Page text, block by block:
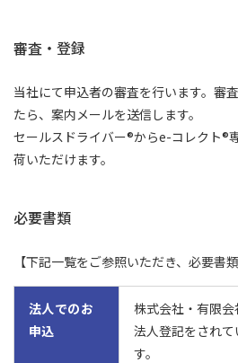
審査・登録
当社にて申込者の審査を行います。審
たら、案内メールを送信します。
セールスドライバー®からe-コレクト®
荷いただけます。
必要書類
【下記一覧をご参照いただき、必要書
法人でのお
申込
株式会社・有限会
法人登記をされ
す。